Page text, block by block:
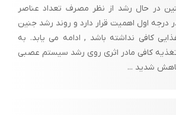
پس از قرار دادن ایمپلنت، استئواینتگریشن و ضخامت
سطح ایمپلنت، در گروه درمان شده با استروژن بالاتر
بود.
در حال رشد از نظر مصرف تعداد عناصر
درجه اول اهمیت قرار دارد و روند رشد جنین
کافی نداشته باشد , ادامه می یابد. به
کافی مادر اثری روی رشد سیستم عصبی
شدید ...